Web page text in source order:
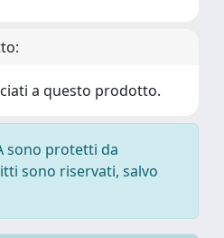
a questo prodotto.
sono protetti da
sono riservati, salvo